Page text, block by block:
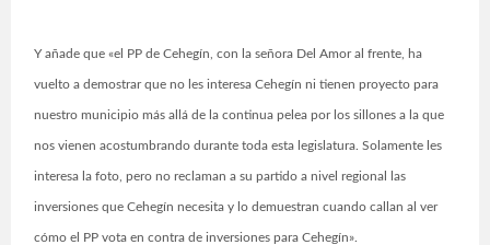
Y añade que «el PP de Cehegín, con la señora Del Amor al frente, ha
vuelto a demostrar que no les interesa Cehegín ni tienen proyecto para
nuestro municipio más allá de la continua pelea por los sillones a la que
nos vienen acostumbrando durante toda esta legislatura. Solamente les
interesa la foto, pero no reclaman a su partido a nivel regional las
inversiones que Cehegín necesita y lo demuestran cuando callan al ver
cómo el PP vota en contra de inversiones para Cehegín».